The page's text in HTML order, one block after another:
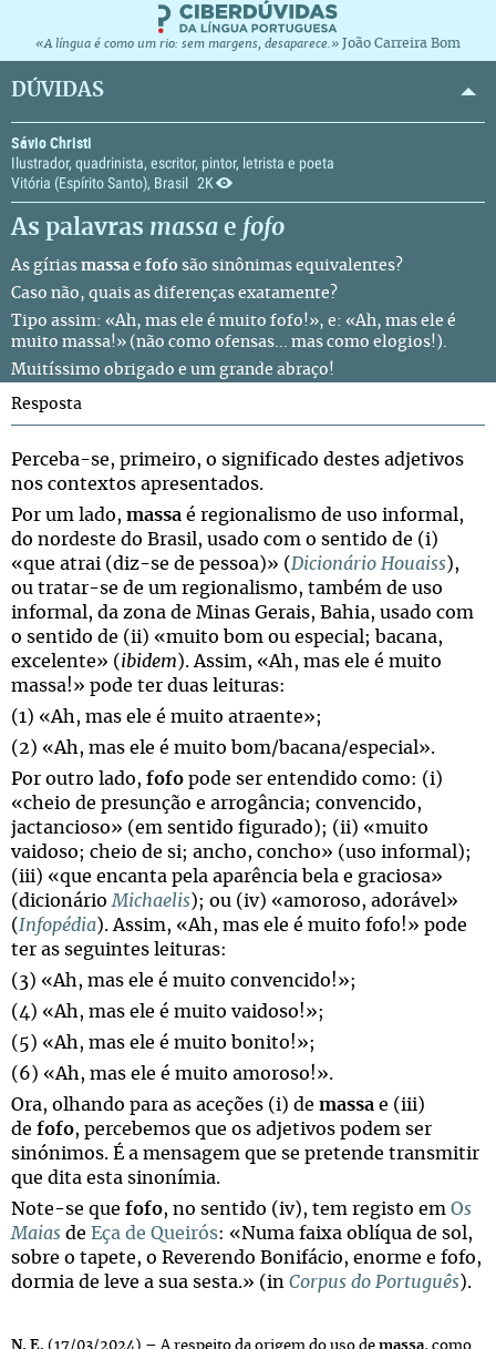
«A língua é como um rio: sem margens, desaparece.» João Carreira Bom
DÚVIDAS
Sávio Christi
Ilustrador, quadrinista, escritor, pintor, letrista e poeta
Vitória (Espírito Santo), Brasil 2K
As palavras massa e fofo
As gírias massa e fofo são sinônimas equivalentes?
Caso não, quais as diferenças exatamente?
Tipo assim: «Ah, mas ele é muito fofo!», e: «Ah, mas ele é
muito massa!» (não como ofensas... mas como elogios!).
Muitíssimo obrigado e um grande abraço!
Resposta
Perceba-se, primeiro, o significado destes adjetivos
nos contextos apresentados.
Por um lado, massa é regionalismo de uso informal,
do nordeste do Brasil, usado com o sentido de (i)
«que atrai (diz-se de pessoa)» ( Dicionário Houaiss),
ou tratar-se de um regionalismo, também de uso
informal, da zona de Minas Gerais, Bahia, usado com
o sentido de (ii) «muito bom ou especial; bacana,
excelente» ( ibidem). Assim, «Ah, mas ele é muito
massa!» pode ter duas leituras:
(1) «Ah, mas ele é muito atraente»;
(2) «Ah, mas ele é muito bom/bacana/especial».
Por outro lado, fofo pode ser entendido como: (i)
«cheio de presunção e arrogância; convencido,
jactancioso» (em sentido figurado); (ii) «muito
vaidoso; cheio de si; ancho, concho» (uso informal);
(iii) «que encanta pela aparência bela e graciosa»
(dicionário Michaelis); ou (iv) «amoroso, adorável»
( Infopédia). Assim, «Ah, mas ele é muito fofo!» pode
ter as seguintes leituras:
(3) «Ah, mas ele é muito convencido!»;
(4) «Ah, mas ele é muito vaidoso!»;
(5) «Ah, mas ele é muito bonito!»;
(6) «Ah, mas ele é muito amoroso!».
Ora, olhando para as aceções (i) de massa e (iii)
de fofo, percebemos que os adjetivos podem ser
sinónimos. É a mensagem que se pretende transmitir
que dita esta sinonímia.
Note-se que fofo, no sentido (iv), tem registo em Os
Maias de Eça de Queirós: «Numa faixa oblíqua de sol,
sobre o tapete, o Reverendo Bonifácio, enorme e fofo,
dormia de leve a sua sesta.» (in Corpus do Português).